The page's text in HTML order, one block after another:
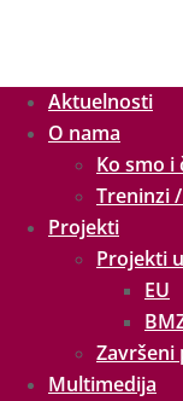
Aktuelnosti
O nama
Ko smo i
Treninzi
Projekti
Projekti
EU
Završeni
Multimedija